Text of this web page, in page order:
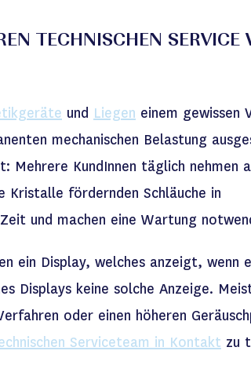
TECHNISCHEN SERVICE
und Liegen einem gewissen
mechanischen Belastung
Mehrere KundInnen täglich nehmen
Kristalle fördernden Schläuche in
und machen eine Wartung
ein Display, welches anzeigt, wenn
Displays keine solche Anzeige.
oder einen höheren
Serviceteam in Kontakt zu